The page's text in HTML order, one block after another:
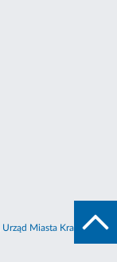
Urząd Miasta Krakowa